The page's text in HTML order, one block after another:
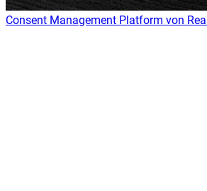
Consent Management Platform von